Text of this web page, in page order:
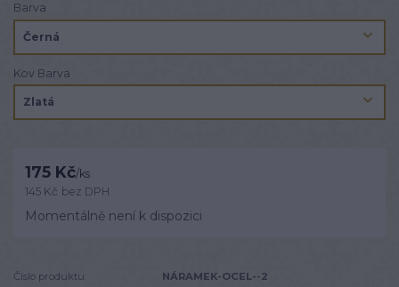
Barva
Kov Barva
175 Kč/ks
145 Kč bez DPH
Momentálně není k dispozici
Číslo produktu:
NÁRAMEK-OCEL--2